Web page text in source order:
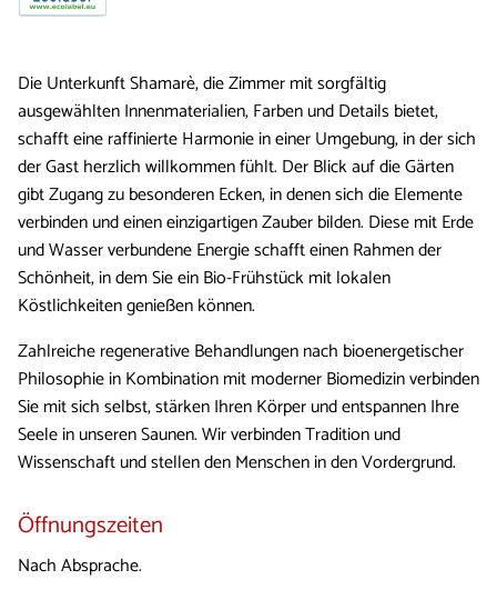
Die Unterkunft Shamarè, die Zimmer mit sorgfältig
ausgewählten Innenmaterialien, Farben und Details bietet,
schafft eine raffinierte Harmonie in einer Umgebung, in der sich
der Gast herzlich willkommen fühlt. Der Blick auf die Gärten
gibt Zugang zu besonderen Ecken, in denen sich die Elemente
verbinden und einen einzigartigen Zauber bilden. Diese mit Erde
und Wasser verbundene Energie schafft einen Rahmen der
Schönheit, in dem Sie ein Bio-Frühstück mit lokalen
Köstlichkeiten genießen können.
Zahlreiche regenerative Behandlungen nach bioenergetischer
Philosophie in Kombination mit moderner Biomedizin verbinden
Sie mit sich selbst, stärken Ihren Körper und entspannen Ihre
Seele in unseren Saunen. Wir verbinden Tradition und
Wissenschaft und stellen den Menschen in den Vordergrund.
Öffnungszeiten
Nach Absprache.